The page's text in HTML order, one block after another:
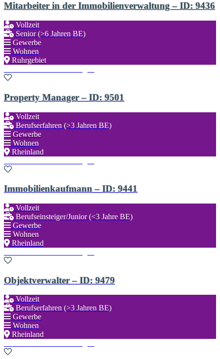
Mitarbeiter in der Immobilienverwaltung – ID: 9436
Vollzeit
Senior (>6 Jahren BE)
Gewerbe
Wohnen
Ruhrgebiet
Property Manager – ID: 9501
Vollzeit
Berufserfahren (>3 Jahren BE)
Gewerbe
Wohnen
Rheinland
Immobilienkaufmann – ID: 9441
Vollzeit
Berufseinsteiger/Junior (<3 Jahre BE)
Gewerbe
Wohnen
Rheinland
Objektverwalter – ID: 9479
Vollzeit
Berufserfahren (>3 Jahren BE)
Gewerbe
Wohnen
Rheinland